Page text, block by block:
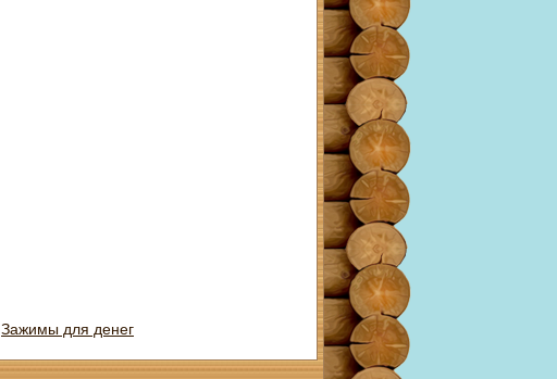
Зажимы для денег